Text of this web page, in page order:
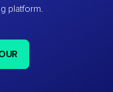
platform.